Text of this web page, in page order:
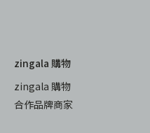
zingala 購物
zingala 購物
合作品牌商家